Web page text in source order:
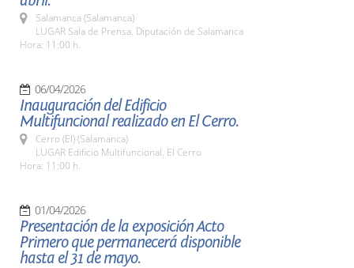
Salamanca (Salamanca)
LUGAR Sala de Prensa. Diputación de Salamanca
Hora: 11:00 h.
06/04/2026
Inauguración del Edificio
Multifuncional realizado en El Cerro.
Cerro (El) (Salamanca)
LUGAR Edificio Multifuncional. El Cerro
Hora: 11:00 h.
01/04/2026
Presentación de la exposición Acto
Primero que permanecerá disponible
hasta el 31 de mayo.